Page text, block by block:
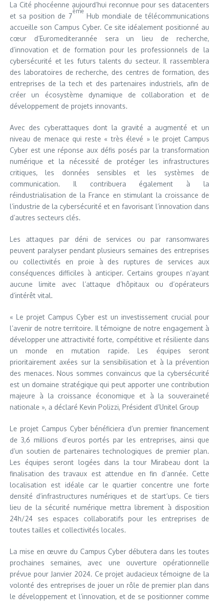
La Cité phocéenne aujourd’hui reconnue pour ses datacenters
et sa position de 7
ème
Hub mondiale de télécommunications
accueille son Campus Cyber. Ce site idéalement positionné au
cœur d’Euromediterannée sera un lieu de recherche,
d’innovation et de formation pour les professionnels de la
cybersécurité et les futurs talents du secteur. Il rassemblera
des laboratoires de recherche, des centres de formation, des
entreprises de la tech et des partenaires industriels, afin de
créer un écosystème dynamique de collaboration et de
développement de projets innovants.
Avec des cyberattaques dont la gravité a augmenté et un
niveau de menace qui reste « très élevé » le projet Campus
Cyber est une réponse aux défis posés par la transformation
numérique et la nécessité de protéger les infrastructures
critiques, les données sensibles et les systèmes de
communication. Il contribuera également à la
réindustrialisation de la France en stimulant la croissance de
l’industrie de la cybersécurité et en favorisant l’innovation dans
d’autres secteurs clés.
Les attaques par déni de services ou par ransomwares
peuvent paralyser pendant plusieurs semaines des entreprises
ou collectivités en proie à des ruptures de services aux
conséquences difficiles à anticiper. Certains groupes n’ayant
aucune limite avec l’attaque d’hôpitaux ou d’opérateurs
d’intérêt vital.
« Le projet Campus Cyber est un investissement crucial pour
l’avenir de notre territoire. Il témoigne de notre engagement à
développer une attractivité forte, compétitive et résiliente dans
un monde en mutation rapide. Les équipes seront
prioritairement axées sur la sensibilisation et à la prévention
des menaces. Nous sommes convaincus que la cybersécurité
est un domaine stratégique qui peut apporter une contribution
majeure à la croissance économique et à la souveraineté
nationale », a déclaré Kevin Polizzi, Président d’Unitel Group
Le projet Campus Cyber bénéficiera d’un premier financement
de 3,6 millions d’euros portés par les entreprises, ainsi que
d’un soutien de partenaires technologiques de premier plan.
Les équipes seront logées dans la tour Mirabeau dont la
finalisation des travaux est attendue en fin d’année. Cette
localisation est idéale car le quartier concentre une forte
densité d’infrastructures numériques et de start’ups. Ce tiers
lieu de la sécurité numérique mettra librement à disposition
24h/24 ses espaces collaboratifs pour les entreprises de
toutes tailles et collectivités locales.
La mise en œuvre du Campus Cyber débutera dans les toutes
prochaines semaines, avec une ouverture opérationnelle
prévue pour Janvier 2024. Ce projet audacieux témoigne de la
volonté des entreprises de jouer un rôle de premier plan dans
le développement et l’innovation, et de se positionner comme